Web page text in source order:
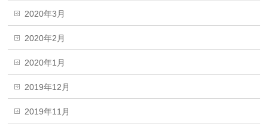
2020年3月
2020年2月
2020年1月
2019年12月
2019年11月